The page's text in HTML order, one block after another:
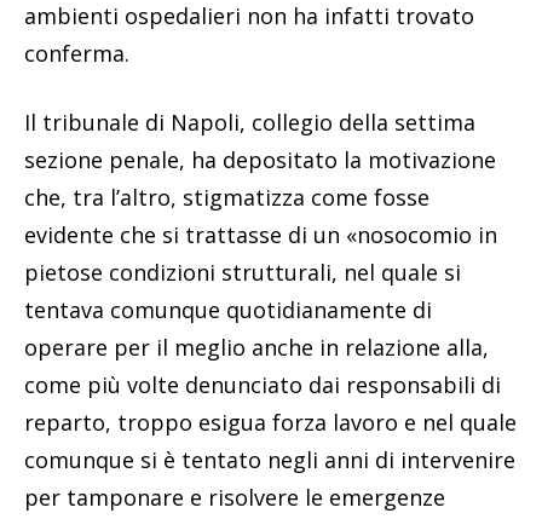
ambienti ospedalieri non ha infatti trovato
conferma.
Il tribunale di Napoli, collegio della settima
sezione penale, ha depositato la motivazione
che, tra l’altro, stigmatizza come fosse
evidente che si trattasse di un «nosocomio in
pietose condizioni strutturali, nel quale si
tentava comunque quotidianamente di
operare per il meglio anche in relazione alla,
come più volte denunciato dai responsabili di
reparto, troppo esigua forza lavoro e nel quale
comunque si è tentato negli anni di intervenire
per tamponare e risolvere le emergenze